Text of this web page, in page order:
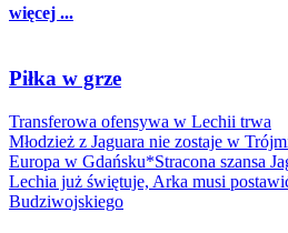
więcej ...
Piłka w grze
Transferowa ofensywa w Lechii trwa
Młodzież z Jaguara nie zostaje w
Europa w Gdańsku*Stracona szansa
Lechia już świętuje, Arka musi
Budziwojskiego